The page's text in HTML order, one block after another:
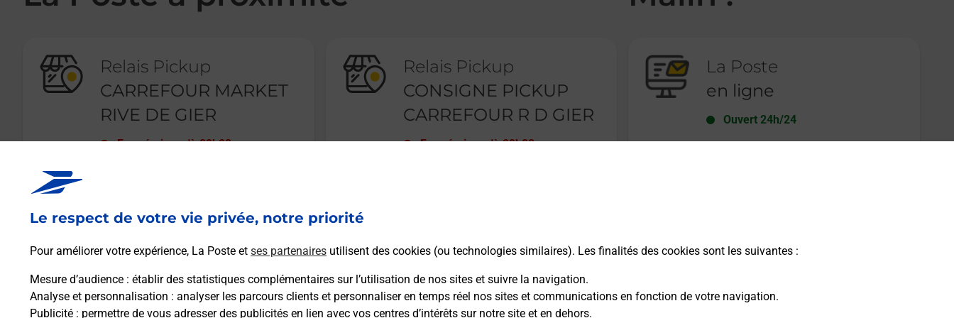
Le respect de votre vie privée, notre priorité
Pour améliorer votre expérience, La Poste et ses partenaires utilisent des cookies (ou technologies similaires). Les finalités des cookies sont les suivantes :
Mesure d’audience : établir des statistiques complémentaires sur l’utilisation de nos sites et suivre la navigation.
Analyse et personnalisation : analyser les parcours clients et personnaliser en temps réel nos sites et communications en fonction de votre navigation.
Publicité : permettre de vous adresser des publicités en lien avec vos centres d’intérêts sur notre site et en dehors.
Relais Pickup
CARREFOUR MARKET
RIVE DE GIER
Fermé-jusqu'à 09h00
En savoir plus
Relais Pickup
CONSIGNE PICKUP
CARREFOUR R D GIER
Fermé-jusqu'à 09h00
La Poste
en ligne
Ouvert 24h/24